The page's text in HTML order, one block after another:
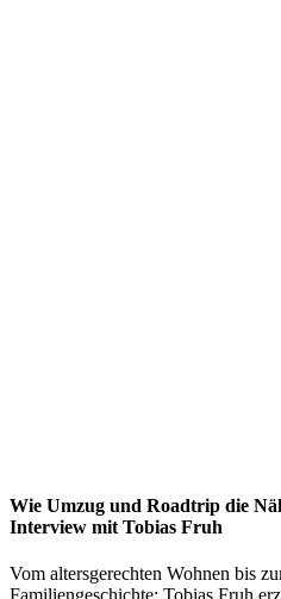
Wie Umzug und Roadtrip die
Interview mit Tobias Fruh
Vom altersgerechten Wohnen bis
Familiengeschichte: Tobias Fruh